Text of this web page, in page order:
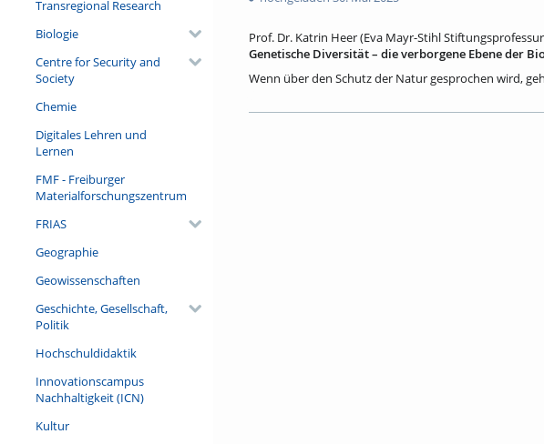
Transregional Research
Biologie
Centre for Security and
Society
Chemie
Digitales Lehren und
Lernen
FMF - Freiburger
Materialforschungszentrum
FRIAS
Geographie
Geowissenschaften
Geschichte, Gesellschaft,
Politik
Hochschuldidaktik
Innovationscampus
Nachhaltigkeit (ICN)
Kultur
Prof. Dr. Katrin Heer (Eva Mayr-Stihl
Genetische Diversität – die verborgene Ebene der
Wenn über den Schutz der Natur gesprochen wird,
findet der genetische Austausch statt, sie tragen
genetischen Vielfalt haben langfristig eine